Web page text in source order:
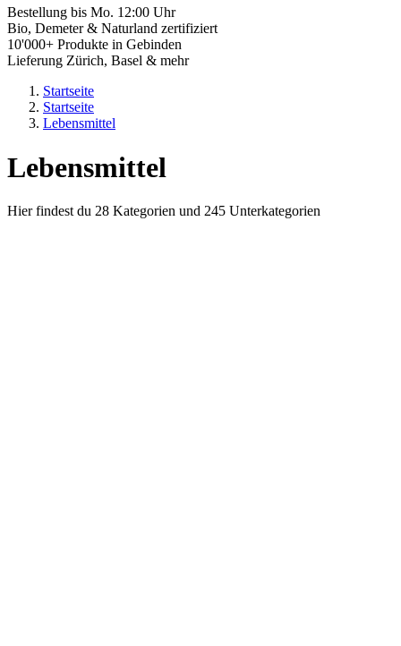
Bestellung bis Mo. 12:00 Uhr
Bio, Demeter & Naturland zertifiziert
10'000+ Produkte in Gebinden
Lieferung Zürich, Basel & mehr
Startseite
Startseite
Lebensmittel
Lebensmittel
Hier findest du 28 Kategorien und 245 Unterkategorien